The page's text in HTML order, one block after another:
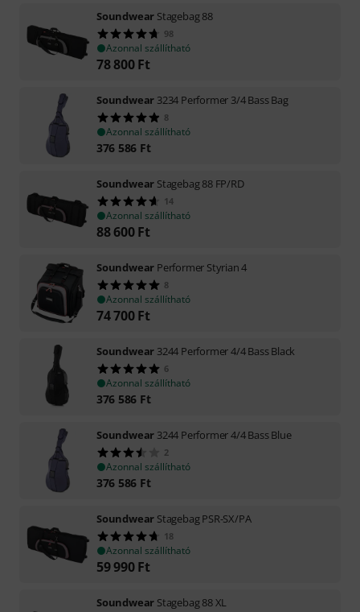
Soundwear Stagebag 88
98
Azonnal szállítható
78 800 Ft
Soundwear 3234 Performer 3/4 Bass Bag
8
Azonnal szállítható
376 586 Ft
Soundwear Stagebag 88 FP/RD
14
Azonnal szállítható
88 600 Ft
Soundwear Performer Styrian 4
8
Azonnal szállítható
74 700 Ft
Soundwear 3244 Performer 4/4 Bass Black
6
Azonnal szállítható
376 586 Ft
Soundwear 3244 Performer 4/4 Bass Blue
2
Azonnal szállítható
376 586 Ft
Soundwear Stagebag PSR-SX/PA
18
Azonnal szállítható
59 990 Ft
Soundwear Stagebag 88 XL